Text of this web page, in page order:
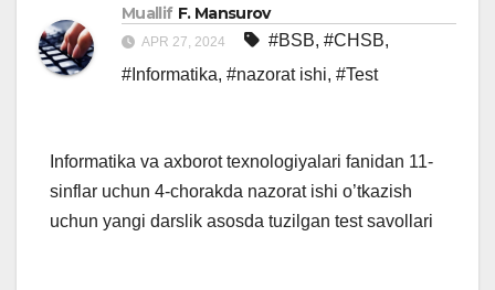
Muallif F. Mansurov
APR 27, 2024 #BSB, #CHSB,
#Informatika, #nazorat ishi, #Test
Informatika va axborot texnologiyalari fanidan 11-
sinflar uchun 4-chorakda nazorat ishi o’tkazish
uchun yangi darslik asosda tuzilgan test savollari